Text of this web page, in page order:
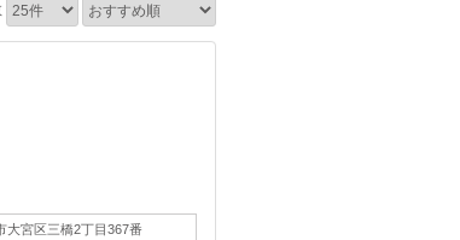
大宮区三橋2丁目367番